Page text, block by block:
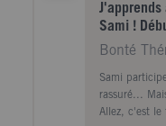
J'apprends
Sami !
Bonté
Sami
rassuré...
Allez, c'est le